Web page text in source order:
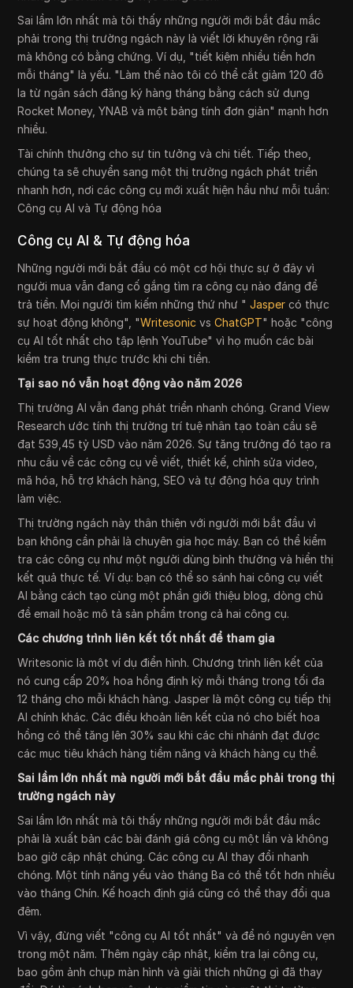
Sai lầm lớn nhất mà tôi thấy những người mới bắt đầu mắc
phải trong thị trường ngách này là viết lời khuyên rộng rãi
mà không có bằng chứng. Ví dụ, "tiết kiệm nhiều tiền hơn
mỗi tháng" là yếu. "Làm thế nào tôi có thể cắt giảm 120 đô
la từ ngân sách đăng ký hàng tháng bằng cách sử dụng
Rocket Money, YNAB và một bảng tính đơn giản" mạnh hơn
nhiều.
Tài chính thưởng cho sự tin tưởng và chi tiết. Tiếp theo,
chúng ta sẽ chuyển sang một thị trường ngách phát triển
nhanh hơn, nơi các công cụ mới xuất hiện hầu như mỗi tuần:
Công cụ AI và Tự động hóa
Công cụ AI & Tự động hóa
Những người mới bắt đầu có một cơ hội thực sự ở đây vì
người mua vẫn đang cố gắng tìm ra công cụ nào đáng để
trả tiền. Mọi người tìm kiếm những thứ như "Jasper có thực
sự hoạt động không", "Writesonic vsChatGPT" hoặc "công
cụ AI tốt nhất cho tập lệnh YouTube" vì họ muốn các bài
kiểm tra trung thực trước khi chi tiền.
Tại sao nó vẫn hoạt động vào năm 2026
Thị trường AI vẫn đang phát triển nhanh chóng. Grand View
Research ước tính thị trường trí tuệ nhân tạo toàn cầu sẽ
đạt 539,45 tỷ USD vào năm 2026. Sự tăng trưởng đó tạo ra
nhu cầu về các công cụ về viết, thiết kế, chỉnh sửa video,
mã hóa, hỗ trợ khách hàng, SEO và tự động hóa quy trình
làm việc.
Thị trường ngách này thân thiện với người mới bắt đầu vì
bạn không cần phải là chuyên gia học máy. Bạn có thể kiểm
tra các công cụ như một người dùng bình thường và hiển thị
kết quả thực tế. Ví dụ: bạn có thể so sánh hai công cụ viết
AI bằng cách tạo cùng một phần giới thiệu blog, dòng chủ
đề email hoặc mô tả sản phẩm trong cả hai công cụ.
Các chương trình liên kết tốt nhất để tham gia
Writesonic là một ví dụ điển hình. Chương trình liên kết của
nó cung cấp 20% hoa hồng định kỳ mỗi tháng trong tối đa
12 tháng cho mỗi khách hàng. Jasper là một công cụ tiếp thị
AI chính khác. Các điều khoản liên kết của nó cho biết hoa
hồng có thể tăng lên 30% sau khi các chi nhánh đạt được
các mục tiêu khách hàng tiềm năng và khách hàng cụ thể.
Sai lầm lớn nhất mà người mới bắt đầu mắc phải trong thị
trường ngách này
Sai lầm lớn nhất mà tôi thấy những người mới bắt đầu mắc
phải là xuất bản các bài đánh giá công cụ một lần và không
bao giờ cập nhật chúng. Các công cụ AI thay đổi nhanh
chóng. Một tính năng yếu vào tháng Ba có thể tốt hơn nhiều
vào tháng Chín. Kế hoạch định giá cũng có thể thay đổi qua
đêm.
Vì vậy, đừng viết "công cụ AI tốt nhất" và để nó nguyên vẹn
trong một năm. Thêm ngày cập nhật, kiểm tra lại công cụ,
bao gồm ảnh chụp màn hình và giải thích những gì đã thay